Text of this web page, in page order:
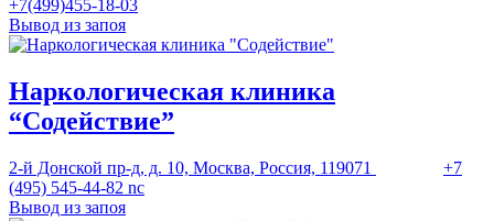
+7(499)455-18-03
Вывод из запоя
Наркологическая клиника
“Содействие”
2-й Донской пр-д, д. 10, Москва, Россия, 119071
+7
(495) 545-44-82 nc
Вывод из запоя